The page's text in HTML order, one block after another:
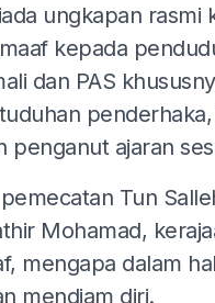
ungkapan rasmi
kepada
dan PAS
penganut ajaran
Tun
Mohamad,
mengapa dalam
mendiam diri.